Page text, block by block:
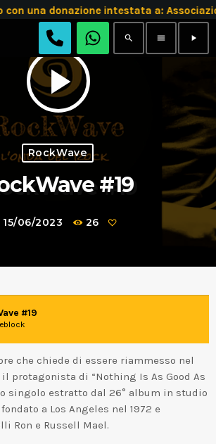
una donazione intestata a:
search menu play_arrow
play_arrow
RockWave
#19
15/06/2023 26
#19
che chiede di essere riammesso nel
protagonista di “Nothing Is As Good As
singolo estratto dal 26° album in studio
a Los Angeles nel 1972 e
Ron e Russell Mael.